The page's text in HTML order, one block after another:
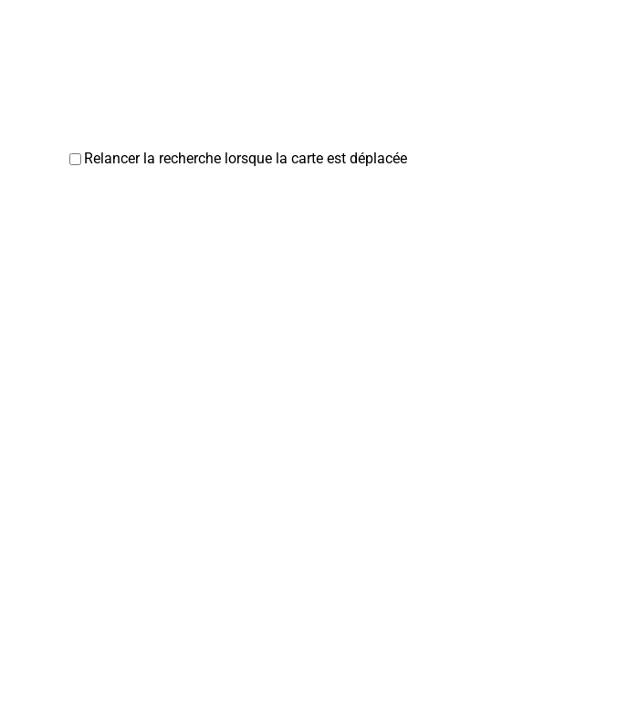
Relancer la recherche lorsque la carte est déplacée